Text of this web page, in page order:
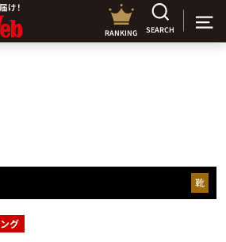
RANKING SEARCH
靴
グ